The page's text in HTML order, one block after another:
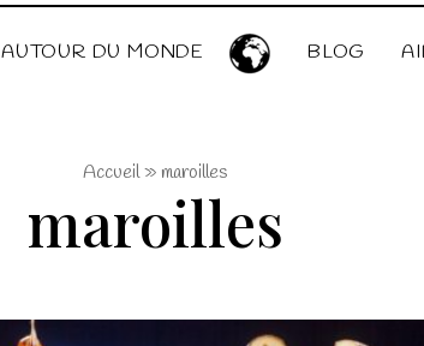
AUTOUR DU MONDE BLOG
Accueil» maroilles
maroilles